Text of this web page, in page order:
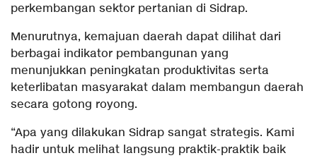
perkembangan sektor pertanian di Sidrap.
Menurutnya, kemajuan daerah dapat dilihat dari
berbagai indikator pembangunan yang
menunjukkan peningkatan produktivitas serta
keterlibatan masyarakat dalam membangun daerah
secara gotong royong.
“Apa yang dilakukan Sidrap sangat strategis. Kami
hadir untuk melihat langsung praktik-praktik baik